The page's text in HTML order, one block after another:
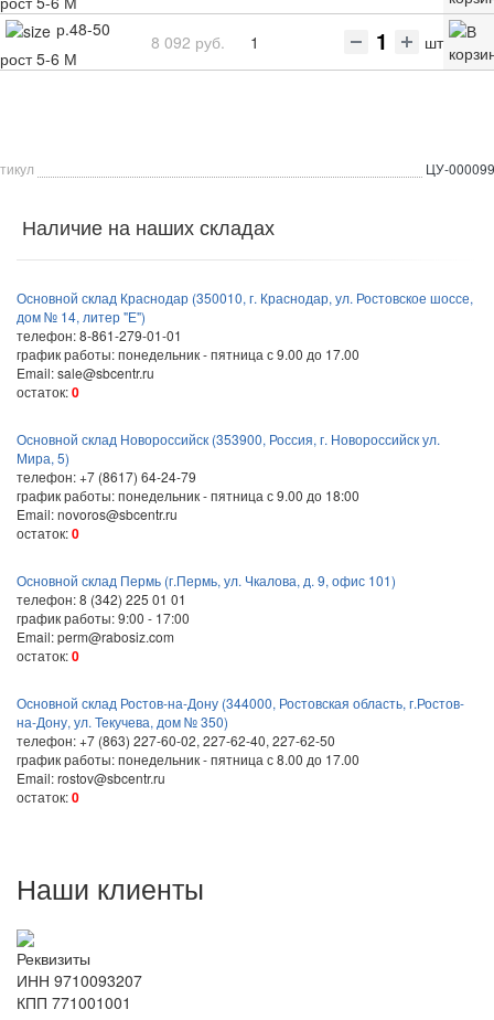
р.48-50
рост 5-6 М
8 092 руб. 1 шт
ЦУ-
Наличие на наших складах
Основной склад Краснодар (350010, г. Краснодар, ул. Ростовское шоссе,
дом № 14, литер "Е")
телефон: 8-861-279-01-01
график работы: понедельник - пятница с 9.00 до 17.00
Email: sale@sbcentr.ru
остаток:0
Основной склад Новороссийск (353900, Россия, г. Новороссийск ул.
Мира, 5)
телефон: +7 (8617) 64-24-79
график работы: понедельник - пятница с 9.00 до 18:00
Email: novoros@sbcentr.ru
остаток:0
Основной склад Пермь (г.Пермь, ул. Чкалова, д. 9, офис 101)
телефон: 8 (342) 225 01 01
график работы: 9:00 - 17:00
Email: perm@rabosiz.com
остаток:0
Основной склад Ростов-на-Дону (344000, Ростовская область, г.Ростов-
на-Дону, ул. Текучева, дом № 350)
телефон: +7 (863) 227-60-02, 227-62-40, 227-62-50
график работы: понедельник - пятница с 8.00 до 17.00
Email: rostov@sbcentr.ru
остаток:0
Наши клиенты
Реквизиты
ИНН 9710093207
КПП 771001001